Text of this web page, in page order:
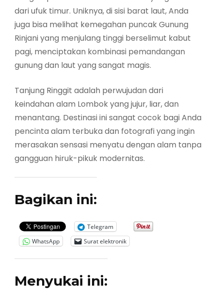
dari ufuk timur. Uniknya, di sisi barat laut, Anda
juga bisa melihat kemegahan puncak Gunung
Rinjani yang menjulang tinggi berselimut kabut
pagi, menciptakan kombinasi pemandangan
gunung dan laut yang sangat magis.
Tanjung Ringgit adalah perwujudan dari
keindahan alam Lombok yang jujur, liar, dan
menantang. Destinasi ini sangat cocok bagi Anda
pencinta alam terbuka dan fotografi yang ingin
merasakan sensasi menyatu dengan alam tanpa
gangguan hiruk-pikuk modernitas.
Bagikan ini:
Telegram
WhatsApp
Surat elektronik
Menyukai ini: